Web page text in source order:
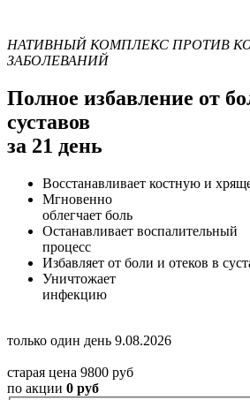
НАТИВНЫЙ КОМПЛЕКС ПРОТИВ
ЗАБОЛЕВАНИЙ
Полное избавление от
суставов
за 21 день
Восстанавливает костную и
Мгновенно
облегчает боль
Останавливает воспалительный
процесс
Избавляет от боли и отеков в
Уничтожает
инфекцию
только один день 9.08.2026
старая цена 9800 руб
по акции 0 руб